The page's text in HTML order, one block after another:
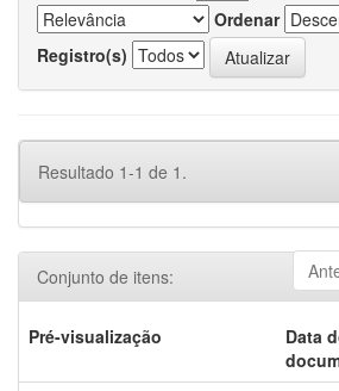
Ordenar
Registro(s)
Resultado 1-1 de 1.
Conjunto de itens:
Pré-visualização
Data